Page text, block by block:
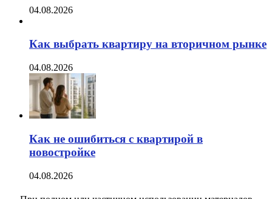
04.08.2026
Как выбрать квартиру на вторичном рынке
04.08.2026
Как не ошибиться с квартирой в
новостройке
04.08.2026